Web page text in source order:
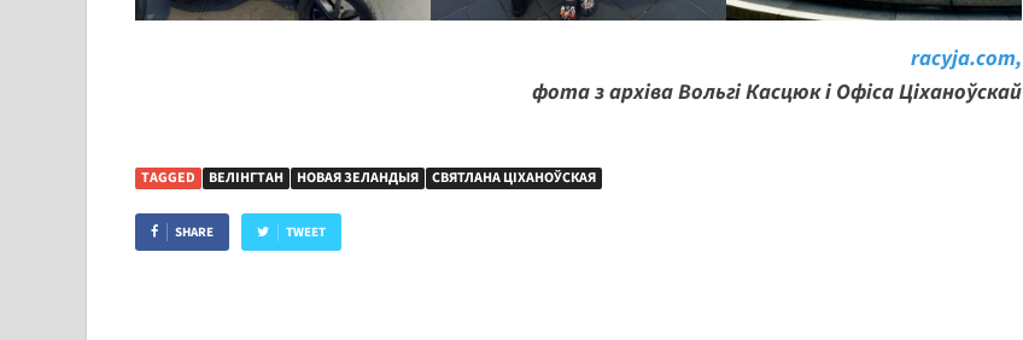
racyja.com,
фота з архіва Вольгі Касцюк і Офіса Ціханоўскай
TAGGED ВЕЛІНГТАН НОВАЯ ЗЕЛАНДЫЯ СВЯТЛАНА ЦІХАНОЎСКАЯ
SHARE TWEET